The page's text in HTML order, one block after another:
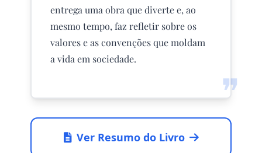
❞
entrega uma obra que diverte e, ao
mesmo tempo, faz refletir sobre os
valores e as convenções que moldam
a vida em sociedade.
Ver Resumo do Livro